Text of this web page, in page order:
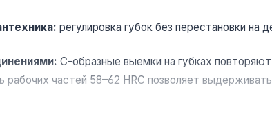
регулировка губок без перестановки
С-образные выемки на губках
рабочих частей 58–62 HRC позволяет